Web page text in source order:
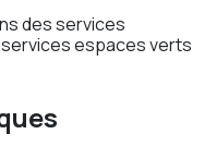
des services
espaces verts